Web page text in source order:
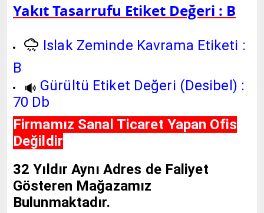
Yakıt Tasarrufu Etiket Değeri : B
Islak Zeminde Kavrama Etiketi :
B
Gürültü Etiket Değeri (Desibel) :
70 Db
Firmamız Sanal Ticaret Yapan Ofis
Değildir
32 Yıldır Aynı Adres de Faliyet
Gösteren Mağazamız
Bulunmaktadır.